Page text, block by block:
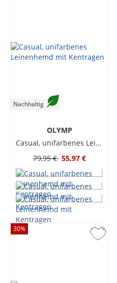
Nachhaltig
OLYMP
Casual, unifarbenes Leinenhemd mit Kentragen
79,95 € 55,97 €
30%